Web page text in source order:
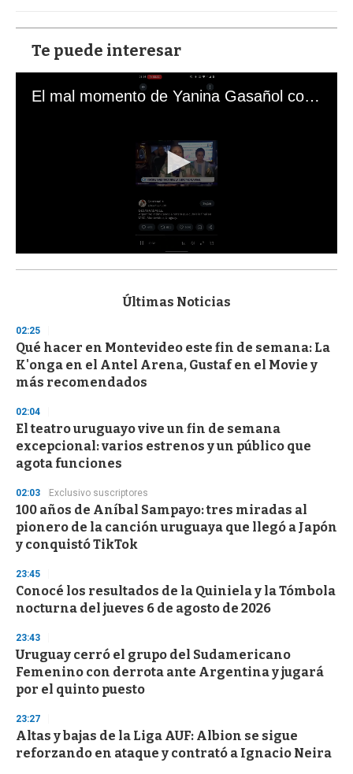
Te puede interesar
El mal momento de Yanina Gasañol con un hincha argentino en "Subrayado"
s
d
s
o
f
3
s
e
c
o
n
Últimas Noticias
02:25
Qué hacer en Montevideo este fin de semana: La
K'onga en el Antel Arena, Gustaf en el Movie y
más recomendados
02:04
El teatro uruguayo vive un fin de semana
excepcional: varios estrenos y un público que
agota funciones
02:03 Exclusivo suscriptores
100 años de Aníbal Sampayo: tres miradas al
pionero de la canción uruguaya que llegó a Japón
y conquistó TikTok
23:45
Conocé los resultados de la Quiniela y la Tómbola
nocturna del jueves 6 de agosto de 2026
23:43
Uruguay cerró el grupo del Sudamericano
Femenino con derrota ante Argentina y jugará
por el quinto puesto
23:27
Altas y bajas de la Liga AUF: Albion se sigue
reforzando en ataque y contrató a Ignacio Neira